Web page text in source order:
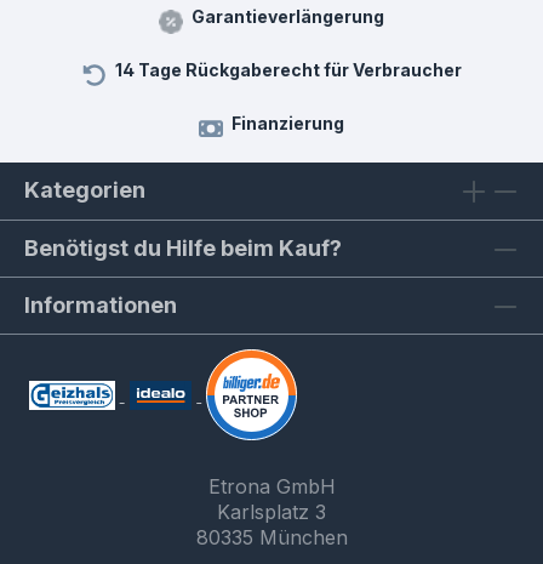
Garantieverlängerung
14 Tage Rückgaberecht für Verbraucher
Finanzierung
Kategorien
Benötigst du Hilfe beim Kauf?
Informationen
Etrona GmbH
Karlsplatz 3
80335 München